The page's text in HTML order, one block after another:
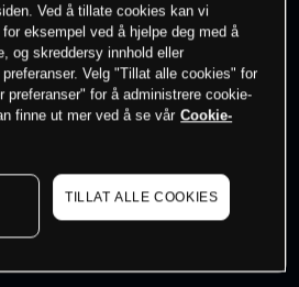
om konto
to see latest market data
Ved å tillate cookies kan vi
eksempel ved å hjelpe deg med å
og skreddersy innhold eller
Velg "Tillat alle cookies" for
preferanser" for å administrere cookie-
finne ut mer ved å se vår Cookie-
TILLAT ALLE COOKIES